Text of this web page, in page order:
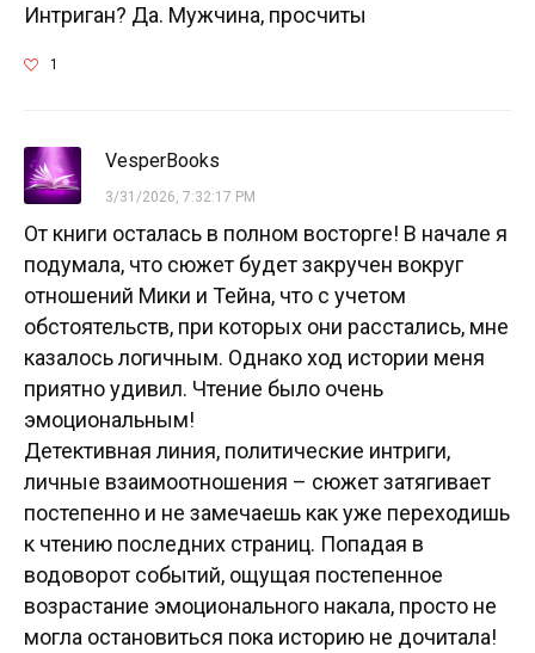
Интриган? Да. Мужчина, просчиты
1
VesperBooks
3/31/2026, 7:32:17 PM
От книги осталась в полном восторге! В начале я
подумала, что сюжет будет закручен вокруг
отношений Мики и Тейна, что с учетом
обстоятельств, при которых они расстались, мне
казалось логичным. Однако ход истории меня
приятно удивил. Чтение было очень
эмоциональным!
Детективная линия, политические интриги,
личные взаимоотношения – сюжет затягивает
постепенно и не замечаешь как уже переходишь
к чтению последних страниц. Попадая в
водоворот событий, ощущая постепенное
возрастание эмоционального накала, просто не
могла остановиться пока историю не дочитала!